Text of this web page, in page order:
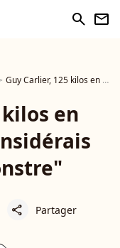
search newsletter
Guy Carlier, 125 kilos en moins : "Je me considérais comme un monstre"
en
share Partager